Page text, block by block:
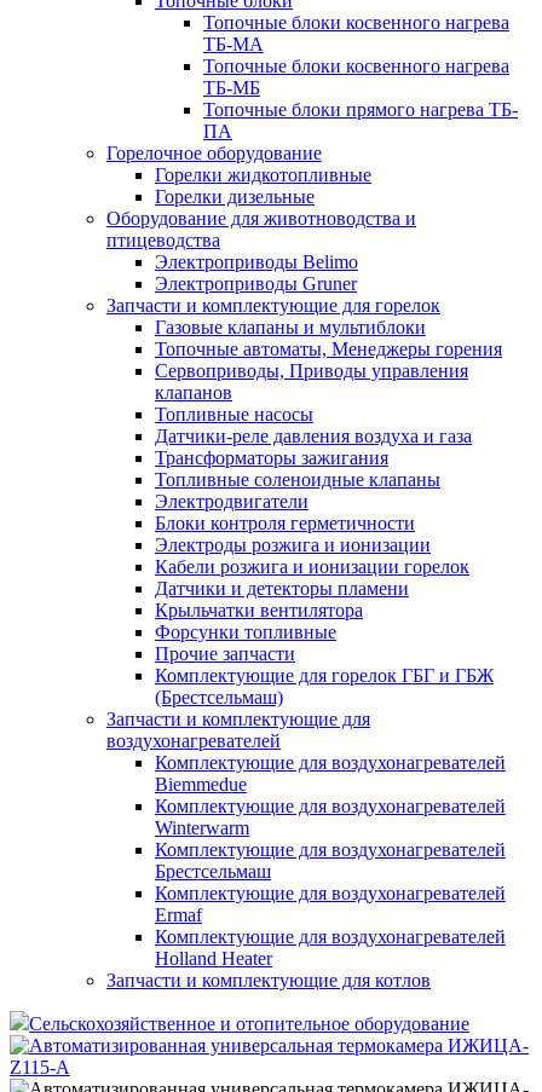
Топочные блоки косвенного нагрева
ТБ-МА
Топочные блоки косвенного нагрева
ТБ-МБ
Топочные блоки прямого нагрева ТБ-
ПА
Горелочное оборудование
Горелки жидкотопливные
Горелки дизельные
Оборудование для животноводства и
птицеводства
Электроприводы Belimo
Электроприводы Gruner
Запчасти и комплектующие для горелок
Газовые клапаны и мультиблоки
Топочные автоматы, Менеджеры горения
Сервоприводы, Приводы управления
клапанов
Топливные насосы
Датчики-реле давления воздуха и газа
Трансформаторы зажигания
Топливные соленоидные клапаны
Электродвигатели
Блоки контроля герметичности
Электроды розжига и ионизации
Кабели розжига и ионизации горелок
Датчики и детекторы пламени
Крыльчатки вентилятора
Форсунки топливные
Прочие запчасти
Комплектующие для горелок ГБГ и ГБЖ
(Брестсельмаш)
Запчасти и комплектующие для
воздухонагревателей
Комплектующие для воздухонагревателей
Biemmedue
Комплектующие для воздухонагревателей
Winterwarm
Комплектующие для воздухонагревателей
Брестсельмаш
Комплектующие для воздухонагревателей
Ermaf
Комплектующие для воздухонагревателей
Holland Heater
Запчасти и комплектующие для котлов
Сельскохозяйственное и отопительное оборудование